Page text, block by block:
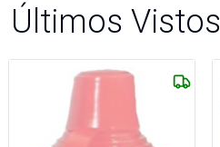
Últimos Vistos